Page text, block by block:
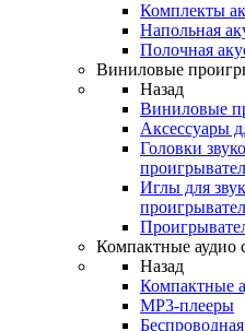
Комплекты
Напольная
Полочная
Виниловые
Назад
Виниловые
Аксессуары
Головки
Иглы для
Компактные аудио
Назад
Компактные
MP3-плееры